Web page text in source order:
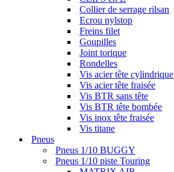
Collier de serrage rilsan
Ecrou nylstop
Freins filet
Goupilles
Joint torique
Rondelles
Vis acier tête cylindrique
Vis acier tête fraisée
Vis BTR sans tête
Vis BTR tête bombée
Vis inox tête fraisée
Vis titane
Pneus
Pneus 1/10 BUGGY
Pneus 1/10 piste Touring